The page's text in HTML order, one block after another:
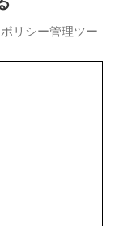
リシー管理ツー